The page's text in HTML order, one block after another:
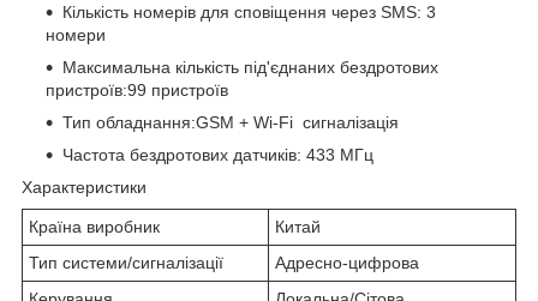
Кількість номерів для сповіщення через SMS: 3
номери
Максимальна кількість під'єднаних бездротових
пристроїв:99 пристроїв
Тип обладнання:GSM + Wi-Fi сигналізація
Частота бездротових датчиків: 433 МГц
Характеристики
Країна виробник
Китай
Тип системи/сигналізації
Адресно-цифрова